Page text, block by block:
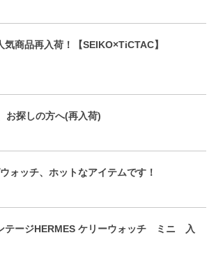
気商品再入荷！【SEIKO×TiCTAC】
お探しの方へ(再入荷)
ォッチ、ホットなアイテムです！
テージHERMES ケリーウォッチ ミニ 入